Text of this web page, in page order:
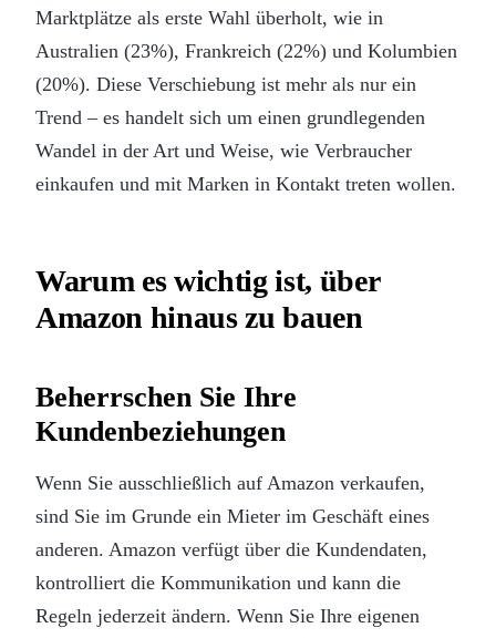
Marktplätze als erste Wahl überholt, wie in
Australien (23%), Frankreich (22%) und Kolumbien
(20%). Diese Verschiebung ist mehr als nur ein
Trend – es handelt sich um einen grundlegenden
Wandel in der Art und Weise, wie Verbraucher
einkaufen und mit Marken in Kontakt treten wollen.
Warum es wichtig ist, über
Amazon hinaus zu bauen
Beherrschen Sie Ihre
Kundenbeziehungen
Wenn Sie ausschließlich auf Amazon verkaufen,
sind Sie im Grunde ein Mieter im Geschäft eines
anderen. Amazon verfügt über die Kundendaten,
kontrolliert die Kommunikation und kann die
Regeln jederzeit ändern. Wenn Sie Ihre eigenen